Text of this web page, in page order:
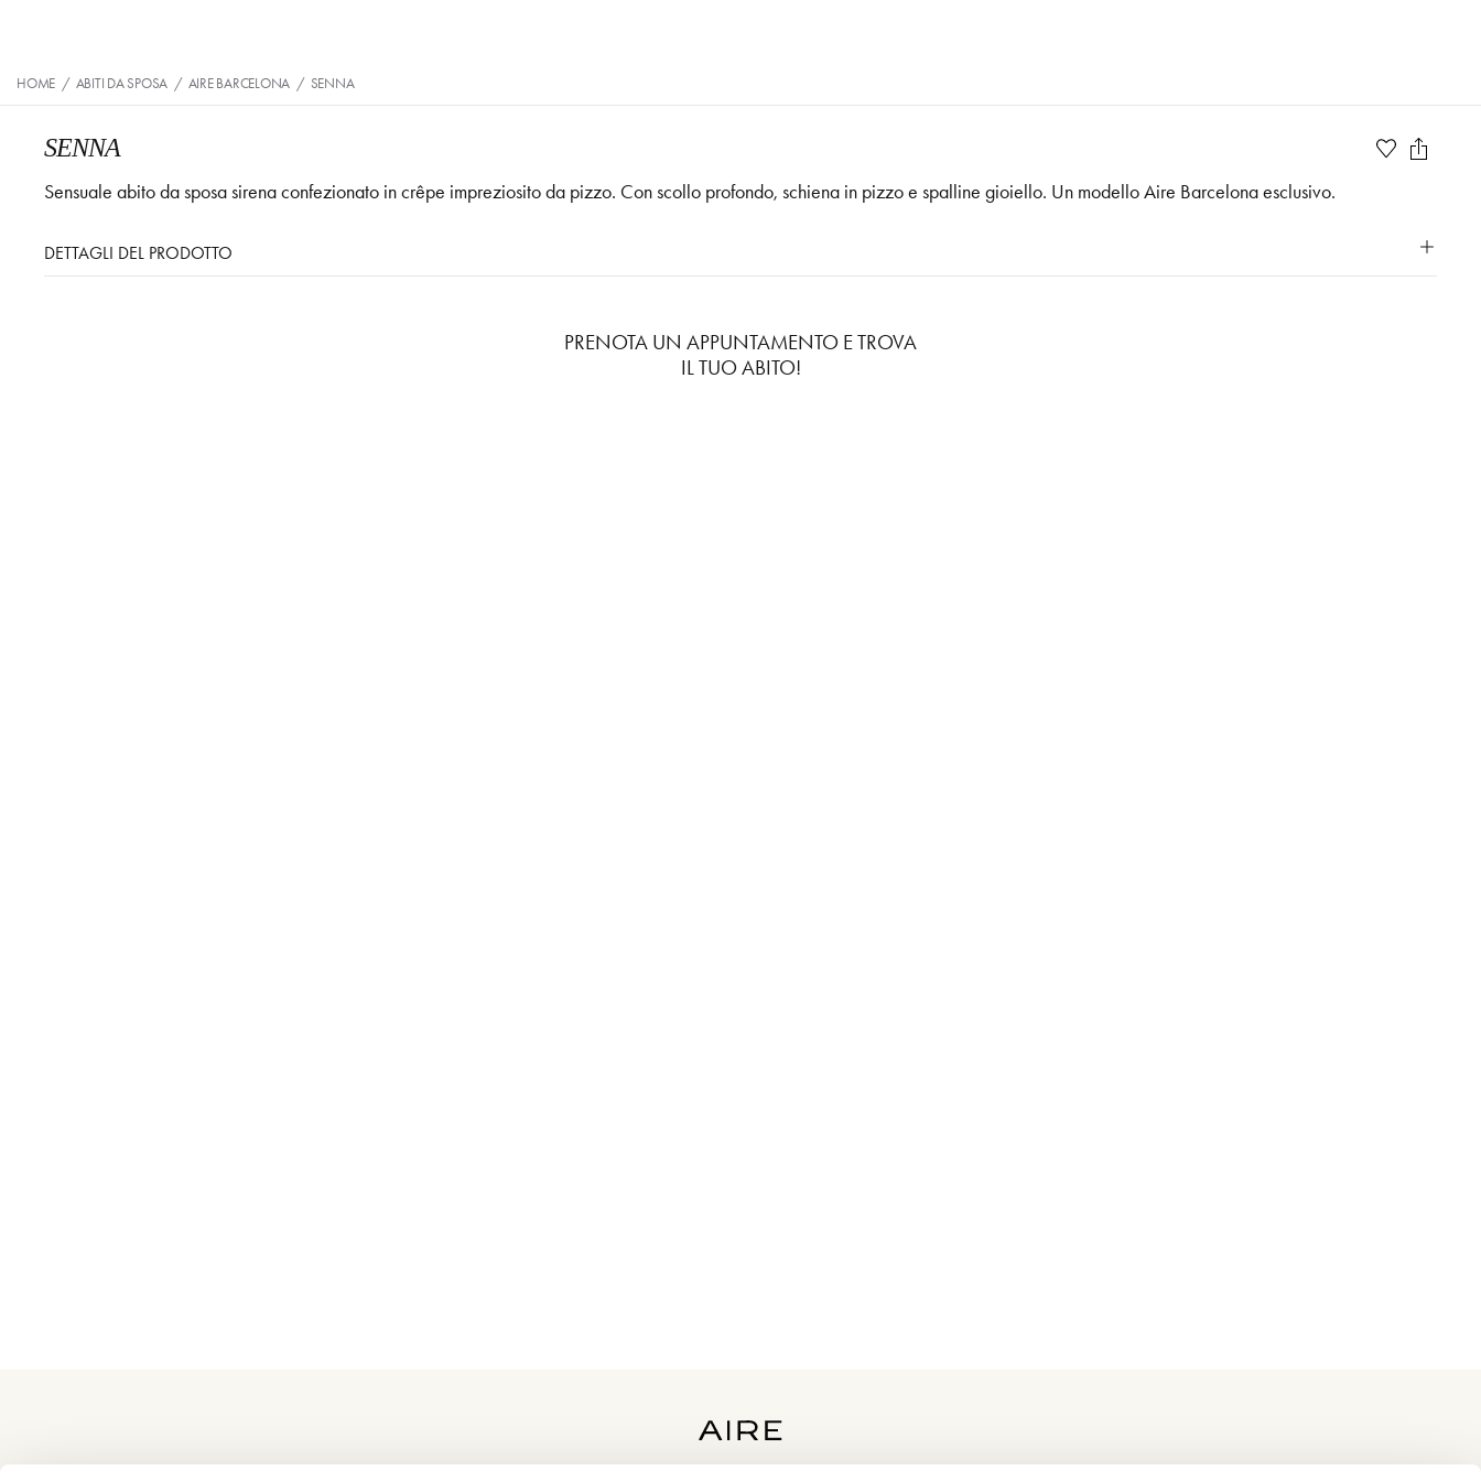
HOME / ABITI DA SPOSA / AIRE BARCELONA / SENNA
SENNA
Sensuale abito da sposa sirena confezionato in crêpe impreziosito da pizzo. Con scollo profondo, schiena in pizzo e spalline gioiello. Un modello Aire Barcelona esclusivo.
DETTAGLI DEL PRODOTTO
PRENOTA UN APPUNTAMENTO E TROVA
IL TUO ABITO!